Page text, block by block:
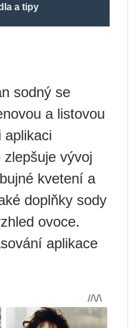
a tipy
sodný se
a listovou
aplikaci
vývoj
kvetení a
doplňky sody
ovoce.
aplikace